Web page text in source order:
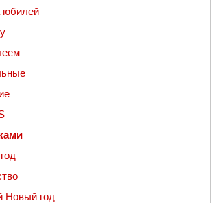
юбилей
Новый год